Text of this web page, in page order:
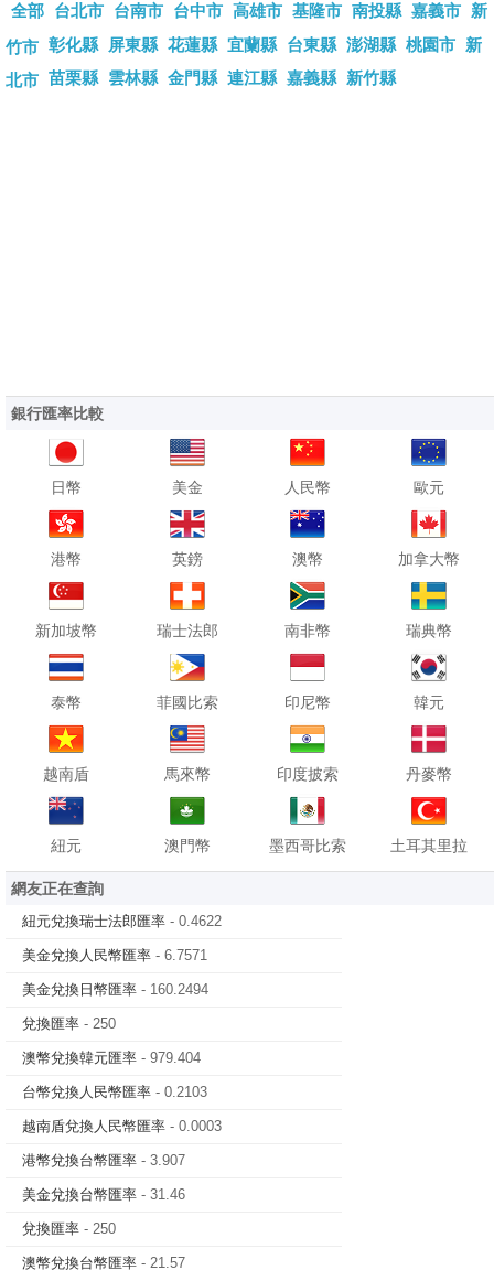
全部 台北市 台南市 台中市 高雄市 基隆市 南投縣 嘉義市 新
竹市 彰化縣 屏東縣 花蓮縣 宜蘭縣 台東縣 澎湖縣 桃園市 新
北市 苗栗縣 雲林縣 金門縣 連江縣 嘉義縣 新竹縣
銀行匯率比較
日幣 美金 人民幣 歐元
港幣 英鎊 澳幣 加拿大幣
新加坡幣 瑞士法郎 南非幣 瑞典幣
泰幣 菲國比索 印尼幣 韓元
越南盾 馬來幣 印度披索 丹麥幣
紐元 澳門幣 墨西哥比索 土耳其里拉
網友正在查詢
紐元兌換瑞士法郎匯率 - 0.4622
美金兌換人民幣匯率 - 6.7571
美金兌換日幣匯率 - 160.2494
兌換匯率 - 250
澳幣兌換韓元匯率 - 979.404
台幣兌換人民幣匯率 - 0.2103
越南盾兌換人民幣匯率 - 0.0003
港幣兌換台幣匯率 - 3.907
美金兌換台幣匯率 - 31.46
兌換匯率 - 250
澳幣兌換台幣匯率 - 21.57